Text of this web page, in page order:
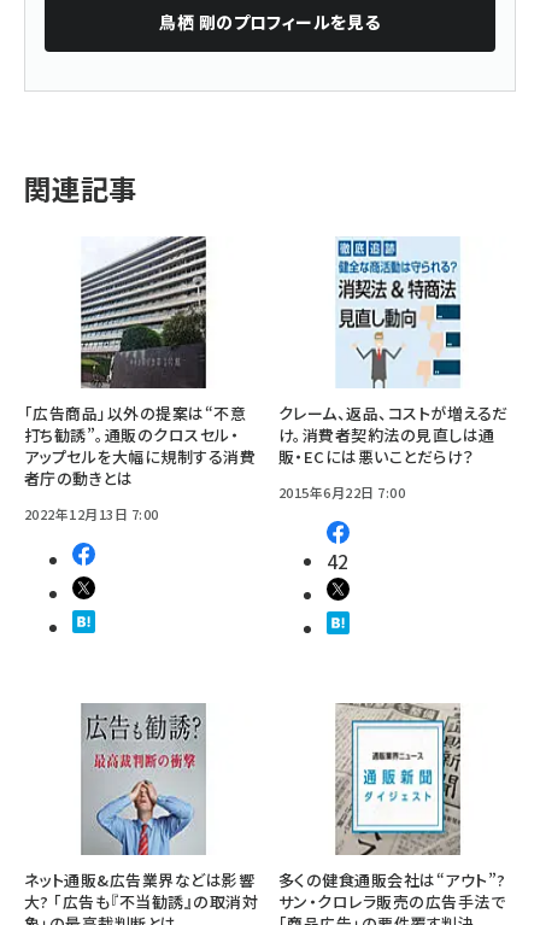
鳥栖 剛のプロフィールを見る
関連記事
「広告商品」以外の提案は“不意
打ち勧誘”。通販のクロスセル・
アップセルを大幅に規制する消費
者庁の動きとは
2022年12月13日 7:00
クレーム、返品、コストが増えるだ
け。消費者契約法の見直しは通
販・ECには悪いことだらけ？
2015年6月22日 7:00
42
ネット通販&広告業界などは影響
大? 「広告も『不当勧誘』の取消対
多くの健食通販会社は“アウト”?
サン・クロレラ販売の広告手法で